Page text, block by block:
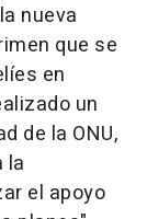
nueva
que se
en
un
de la ONU,
la
el apoyo